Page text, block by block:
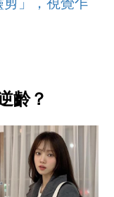
剪」，視覺乍
齡？